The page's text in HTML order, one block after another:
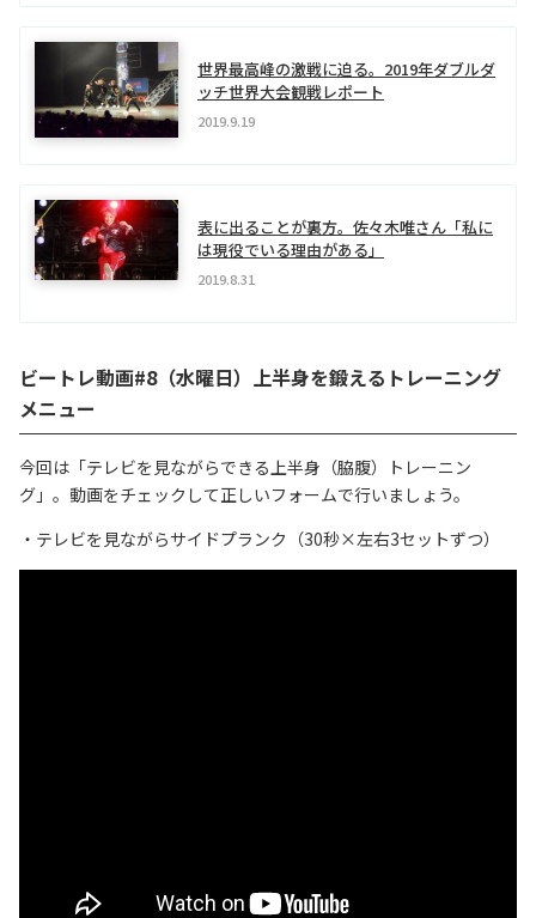
世界最高峰の激戦に迫る。2019年ダブルダ
ッチ世界大会観戦レポート
2019.9.19
表に出ることが裏方。佐々木唯さん「私に
は現役でいる理由がある」
2019.8.31
ビートレ動画#8（水曜日）上半身を鍛えるトレーニング
メニュー
今回は「テレビを見ながらできる上半身（脇腹）トレーニン
グ」。動画をチェックして正しいフォームで行いましょう。
・テレビを見ながらサイドプランク（30秒×左右3セットずつ）